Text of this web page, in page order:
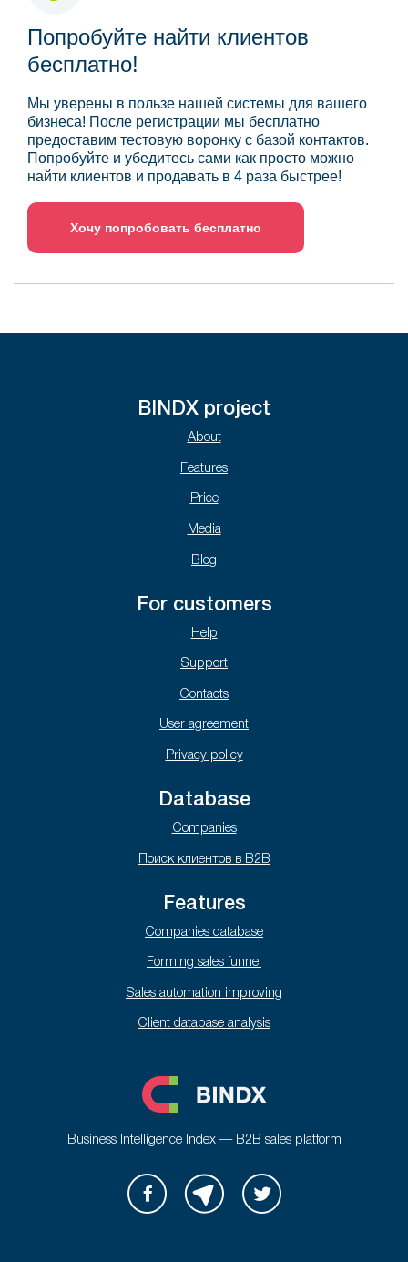
Попробуйте найти клиентов
бесплатно!
Мы уверены в пользе нашей системы для вашего
бизнеса! После регистрации мы бесплатно
предоставим тестовую воронку с базой контактов.
Попробуйте и убедитесь сами как просто можно
найти клиентов и продавать в 4 раза быстрее!
Хочу попробовать бесплатно
BINDX project
About
Features
Price
Media
Blog
For customers
Help
Support
Contacts
User agreement
Privacy policy
Database
Companies
Поиск клиентов в B2B
Features
Companies database
Forming sales funnel
Sales automation improving
Client database analysis
Business Intelligence Index — B2B sales platform